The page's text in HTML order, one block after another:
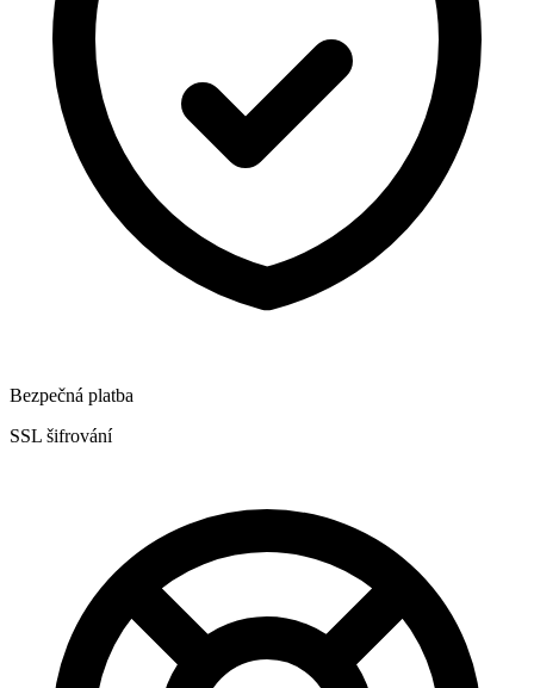
Bezpečná platba
SSL šifrování